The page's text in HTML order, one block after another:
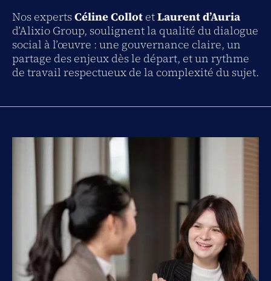
Nos expertsCéline Collot etLaurent d’Auria
d’Alixio Group, soulignent la qualité du dialogue
social à l’œuvre : une gouvernance claire, un
partage des enjeux dès le départ, et un rythme
de travail respectueux de la complexité du sujet.